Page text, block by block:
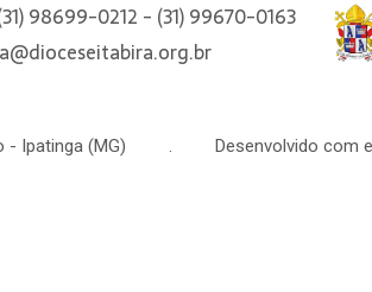
98699-0212 - (31) 99670-0163
- Ipatinga (MG) . Desenvolvido com